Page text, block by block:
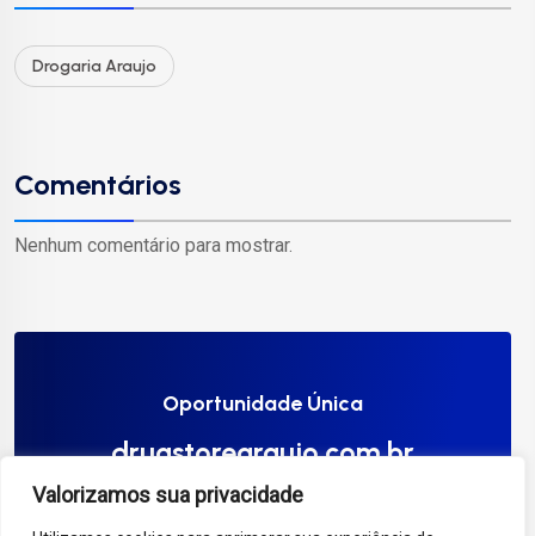
Valorizamos sua privacidade
Drogaria Araujo
Comentários
Nenhum comentário para mostrar.
Oportunidade Única
drugstorearaujo.com.br
Compre Agora